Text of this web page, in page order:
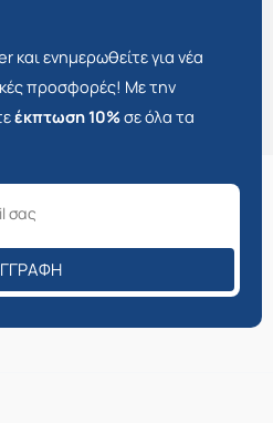
ενημερωθείτε για νέα
προσφορές! Με την
έκπτωση 10%σε όλα τα